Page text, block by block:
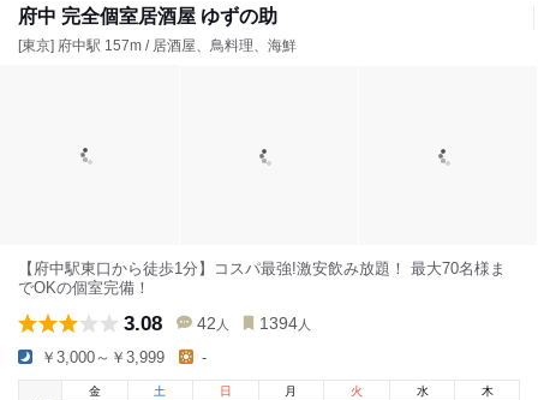
府中 完全個室居酒屋 ゆずの助
[東京] 府中駅 157m / 居酒屋、鳥料理、海鮮
【府中駅東口から徒歩1分】コスパ最強!激安飲み放題！ 最大70名様ま
でOKの個室完備！
3.08 42 人 1394 人
￥3,000～￥3,999 -
金
土 日 月 火 水 木